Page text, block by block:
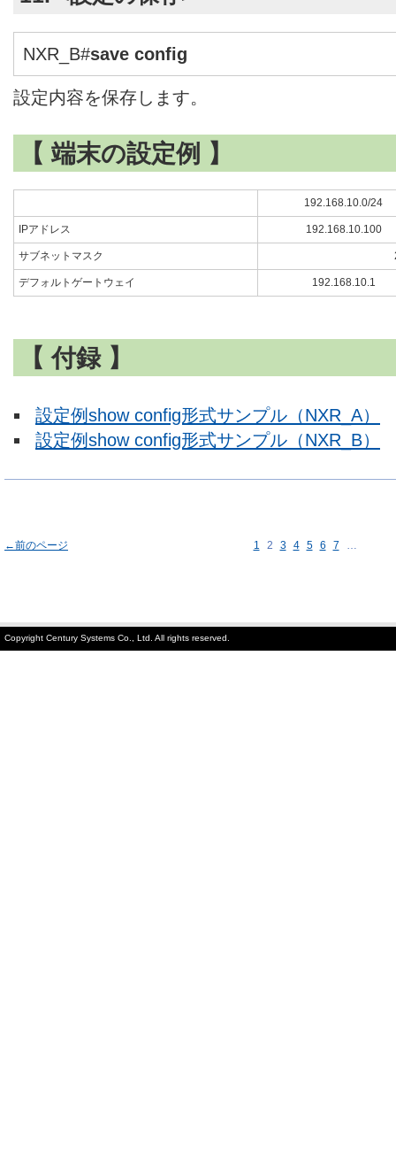
NXR_B#save config
設定内容を保存します。
【 端末の設定例 】
192.168.10.0/24
IPアドレス 192.168.10.100
サブネットマスク
デフォルトゲートウェイ 192.168.10.1
【 付録 】
設定例show config形式サンプル（NXR_A）
設定例show config形式サンプル（NXR_B）
←前のページ 1 2 3 4 5 6 7 …
Copyright Century Systems Co., Ltd. All rights reserved.